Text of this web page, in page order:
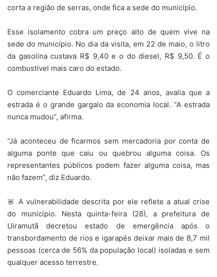
corta a região de serras, onde fica a sede do município.
Esse isolamento cobra um preço alto de quem vive na
sede do município. No dia da visita, em 22 de maio, o litro
da gasolina custava R$ 9,40 e o do diesel, R$ 9,50. É o
combustível mais caro do estado.
O comerciante Eduardo Lima, de 24 anos, avalia que a
estrada é o grande gargalo da economia local. “A estrada
nunca mudou”, afirma.
“Já aconteceu de ficarmos sem mercadoria por conta de
alguma ponte que caiu ou quebrou alguma coisa. Os
representantes públicos podem fazer alguma coisa, mas
não fazem”, diz Eduardo.
🚨 A vulnerabilidade descrita por ele reflete a atual crise
do município. Nesta quinta-feira (28), a prefeitura de
Uiramutã decretou estado de emergência após o
transbordamento de rios e igarapés deixar mais de 8,7 mil
pessoas (cerca de 56% da população local) isoladas e sem
qualquer acesso terrestre.